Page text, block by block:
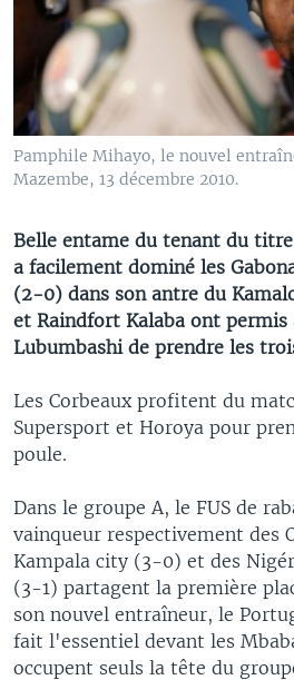
Pamphile Mihayo, le nouvel
Mazembe, 13 décembre 2010.
Belle entame du tenant du
a facilement dominé les
(2-0) dans son antre du
et Raindfort Kalaba ont permis
Lubumbashi de prendre les
Les Corbeaux profitent du
Supersport et Horoya pour
poule.
Dans le groupe A, le FUS de
vainqueur respectivement des
Kampala city (3-0) et des
(3-1) partagent la première
son nouvel entraîneur, le
fait l'essentiel devant les
occupent seuls la tête du